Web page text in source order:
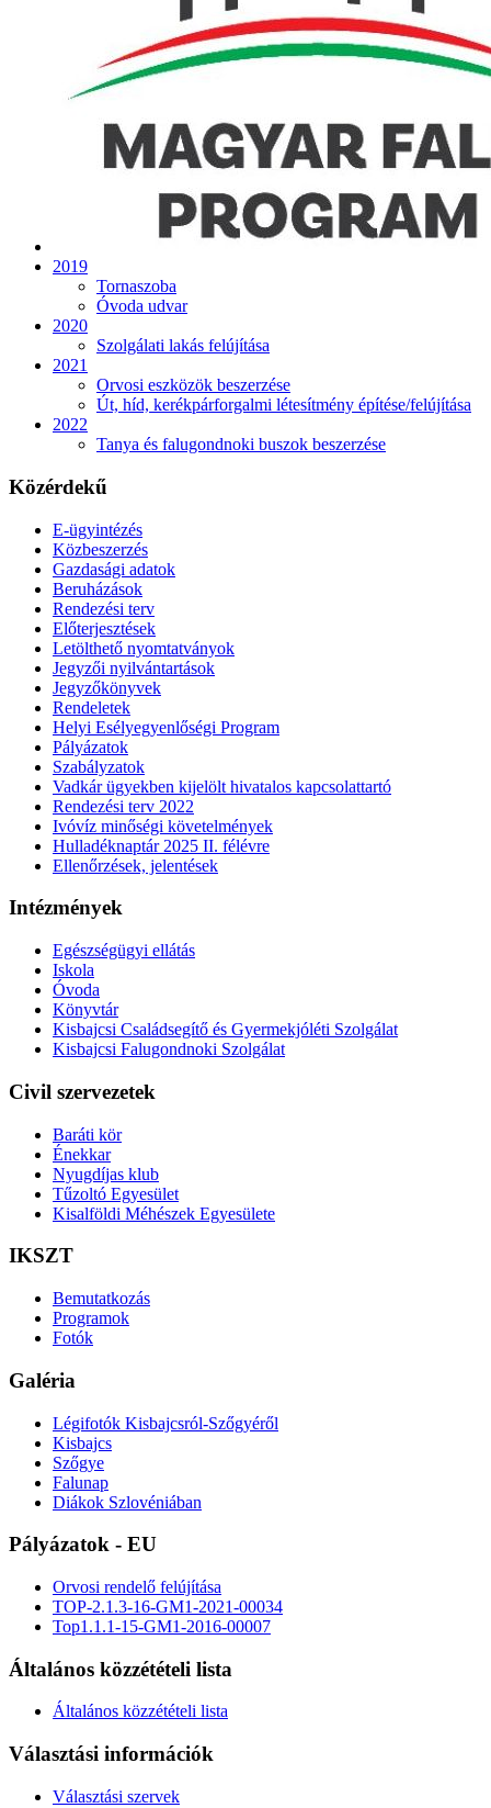
2019
Tornaszoba
Óvoda udvar
2020
Szolgálati lakás felújítása
2021
Orvosi eszközök beszerzése
Út, híd, kerékpárforgalmi létesítmény építése/felújítása
2022
Tanya és falugondnoki buszok beszerzése
Közérdekű
E-ügyintézés
Közbeszerzés
Gazdasági adatok
Beruházások
Rendezési terv
Előterjesztések
Letölthető nyomtatványok
Jegyzői nyilvántartások
Jegyzőkönyvek
Rendeletek
Helyi Esélyegyenlőségi Program
Pályázatok
Szabályzatok
Vadkár ügyekben kijelölt hivatalos kapcsolattartó
Rendezési terv 2022
Ivóvíz minőségi követelmények
Hulladéknaptár 2025 II. félévre
Ellenőrzések, jelentések
Intézmények
Egészségügyi ellátás
Iskola
Óvoda
Könyvtár
Kisbajcsi Családsegítő és Gyermekjóléti Szolgálat
Kisbajcsi Falugondnoki Szolgálat
Civil szervezetek
Baráti kör
Énekkar
Nyugdíjas klub
Tűzoltó Egyesület
Kisalföldi Méhészek Egyesülete
IKSZT
Bemutatkozás
Programok
Fotók
Galéria
Légifotók Kisbajcsról-Szőgyéről
Kisbajcs
Szőgye
Falunap
Diákok Szlovéniában
Pályázatok - EU
Orvosi rendelő felújítása
TOP-2.1.3-16-GM1-2021-00034
Top1.1.1-15-GM1-2016-00007
Általános közzétételi lista
Általános közzétételi lista
Választási információk
Választási szervek